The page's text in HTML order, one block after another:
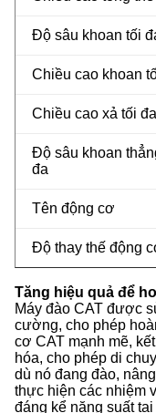
Độ sâu khoan tối
Chiều cao khoan
Chiều cao xả tối đa
Độ sâu khoan
đa
Tên động cơ
Độ thay thế động
Tăng hiệu quả để
Máy đào CAT được
cường, cho phép
cơ CAT mạnh mẽ,
hóa, cho phép di
dù nó đang đào,
thực hiện các nhiệm
đáng kể năng suất